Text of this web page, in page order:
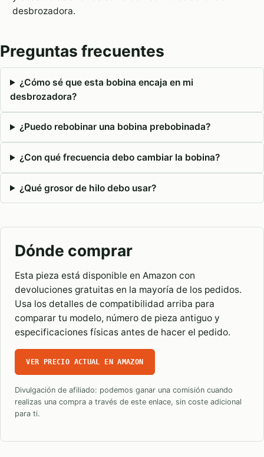
desbrozadora.
Preguntas frecuentes
¿Cómo sé que esta bobina encaja en mi
desbrozadora?
¿Puedo rebobinar una bobina prebobinada?
¿Con qué frecuencia debo cambiar la bobina?
¿Qué grosor de hilo debo usar?
Dónde comprar
Esta pieza está disponible en Amazon con
devoluciones gratuitas en la mayoría de los pedidos.
Usa los detalles de compatibilidad arriba para
comparar tu modelo, número de pieza antiguo y
especificaciones físicas antes de hacer el pedido.
VER PRECIO ACTUAL EN AMAZON
Divulgación de afiliado: podemos ganar una comisión cuando
realizas una compra a través de este enlace, sin coste adicional
para ti.